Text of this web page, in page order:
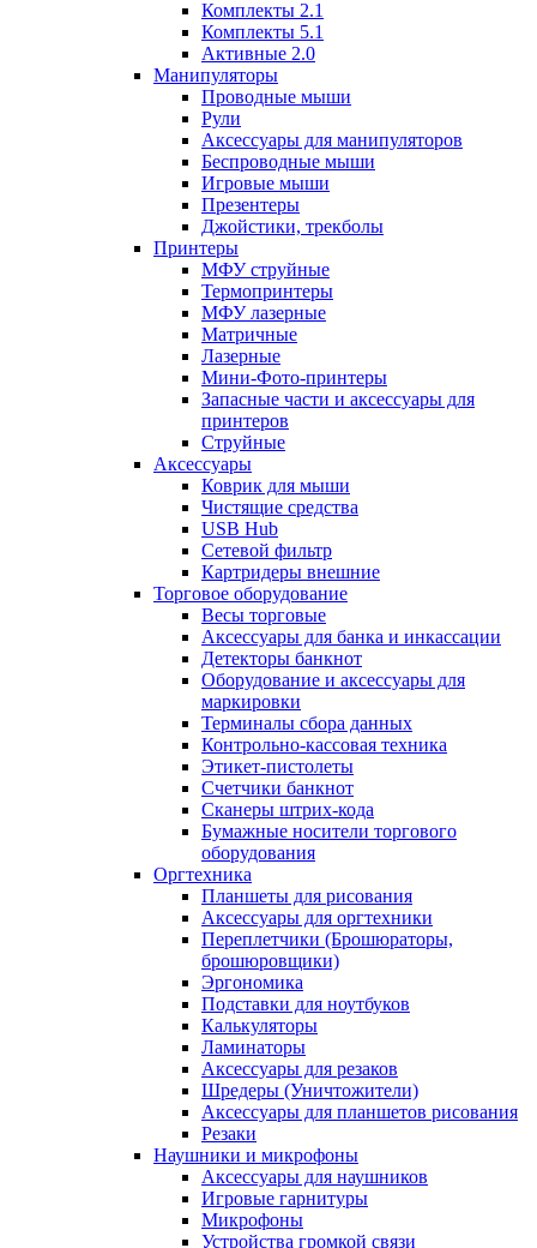
Комплекты 2.1
Комплекты 5.1
Активные 2.0
Манипуляторы
Проводные мыши
Рули
Аксессуары для манипуляторов
Беспроводные мыши
Игровые мыши
Презентеры
Джойстики, трекболы
Принтеры
МФУ струйные
Термопринтеры
МФУ лазерные
Матричные
Лазерные
Мини-Фото-принтеры
Запасные части и аксессуары для
принтеров
Струйные
Аксессуары
Коврик для мыши
Чистящие средства
USB Hub
Сетевой фильтр
Картридеры внешние
Торговое оборудование
Весы торговые
Аксессуары для банка и инкассации
Детекторы банкнот
Оборудование и аксессуары для
маркировки
Терминалы сбора данных
Контрольно-кассовая техника
Этикет-пистолеты
Счетчики банкнот
Сканеры штрих-кода
Бумажные носители торгового
оборудования
Оргтехника
Планшеты для рисования
Аксессуары для оргтехники
Переплетчики (Брошюраторы,
брошюровщики)
Эргономика
Подставки для ноутбуков
Калькуляторы
Ламинаторы
Аксессуары для резаков
Шредеры (Уничтожители)
Аксессуары для планшетов рисования
Резаки
Наушники и микрофоны
Аксессуары для наушников
Игровые гарнитуры
Микрофоны
Устройства громкой связи